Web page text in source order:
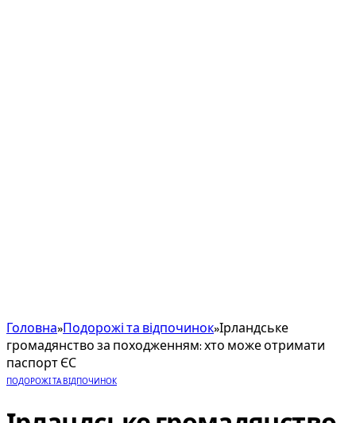
Головна»Подорожі та відпочинок»Ірландське
громадянство за походженням: хто може отримати
паспорт ЄС
ПОДОРОЖІ ТА ВІДПОЧИНОК